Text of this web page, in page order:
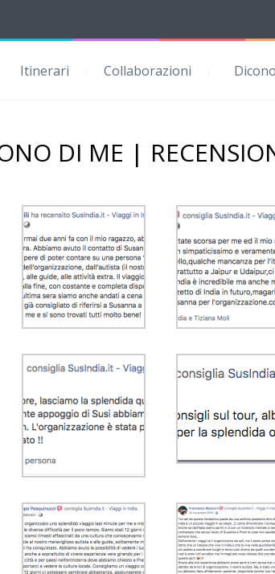
Itinerari Collaborazioni
clienti SusIndia
DI ME |